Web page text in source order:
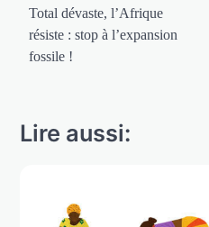
de
l’article
Total dévaste, l’Afrique
résiste : stop à l’expansion
fossile !
Lire aussi: